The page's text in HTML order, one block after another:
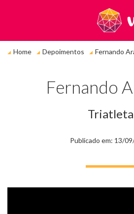
está
Home Depoimentos Fernando
Fernando
Triatleta
Publicado em: 13/